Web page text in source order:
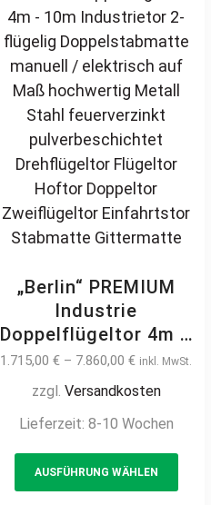
on
the
page
„Berlin“ PREMIUM
Industrie
Doppelflügeltor 4m –
10m Industrietor 2-
flügelig
Doppelstabmatte
manuell / elektrisch
auf Maß hochwertig
Metall Stahl
1.715,00€ – 7.860,00€ inkl. MwSt.
zzgl. Versandkosten
Lieferzeit: 8-10 Wochen
AUSFÜHRUNG WÄHLEN
This